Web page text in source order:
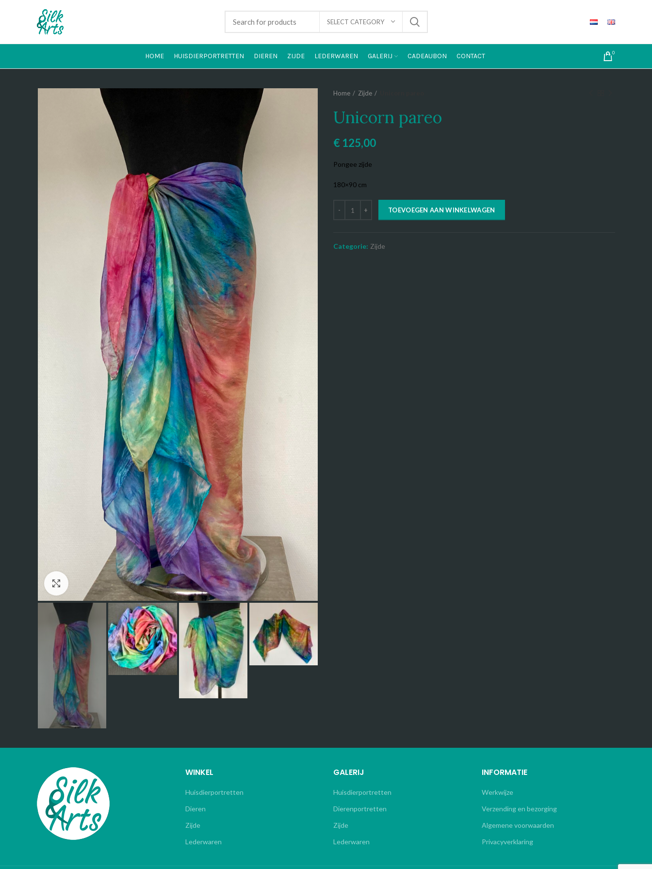
SELECT CATEGORY
HOME HUISDIERPORTRETTEN DIEREN ZIJDE LEDERWAREN GALERIJ CADEAUBON CONTACT 0
Click to enlarge
Home Zijde
Unicorn pareo
€ 125,00
Pongee zijde
180×90 cm
TOEVOEGEN AAN WINKELWAGEN
Categorie: Zijde
WINKEL
Huisdierportretten
Dieren
Zijde
Lederwaren
GALERIJ
Huisdierportretten
Dierenportretten
Zijde
Lederwaren
INFORMATIE
Werkwijze
Verzending en bezorging
Algemene voorwaarden
Privacyverklaring